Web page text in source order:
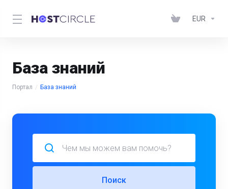
EUR
База знаний
Портал База знаний
Поиск